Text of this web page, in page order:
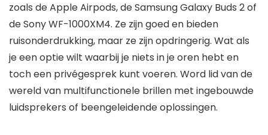
zoals de Apple Airpods, de Samsung Galaxy Buds 2 of
de Sony WF-1000XM4. Ze zijn goed en bieden
ruisonderdrukking, maar ze zijn opdringerig. Wat als
je een optie wilt waarbij je niets in je oren hebt en
toch een privégesprek kunt voeren. Word lid van de
wereld van multifunctionele brillen met ingebouwde
luidsprekers of beengeleidende oplossingen.